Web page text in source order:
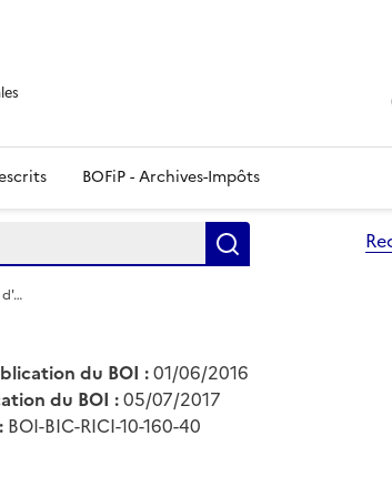
BOFiP - Archives-Impôts
d'…
du BOI :01/06/2016
du BOI :05/07/2017
BOI-BIC-RICI-10-160-40